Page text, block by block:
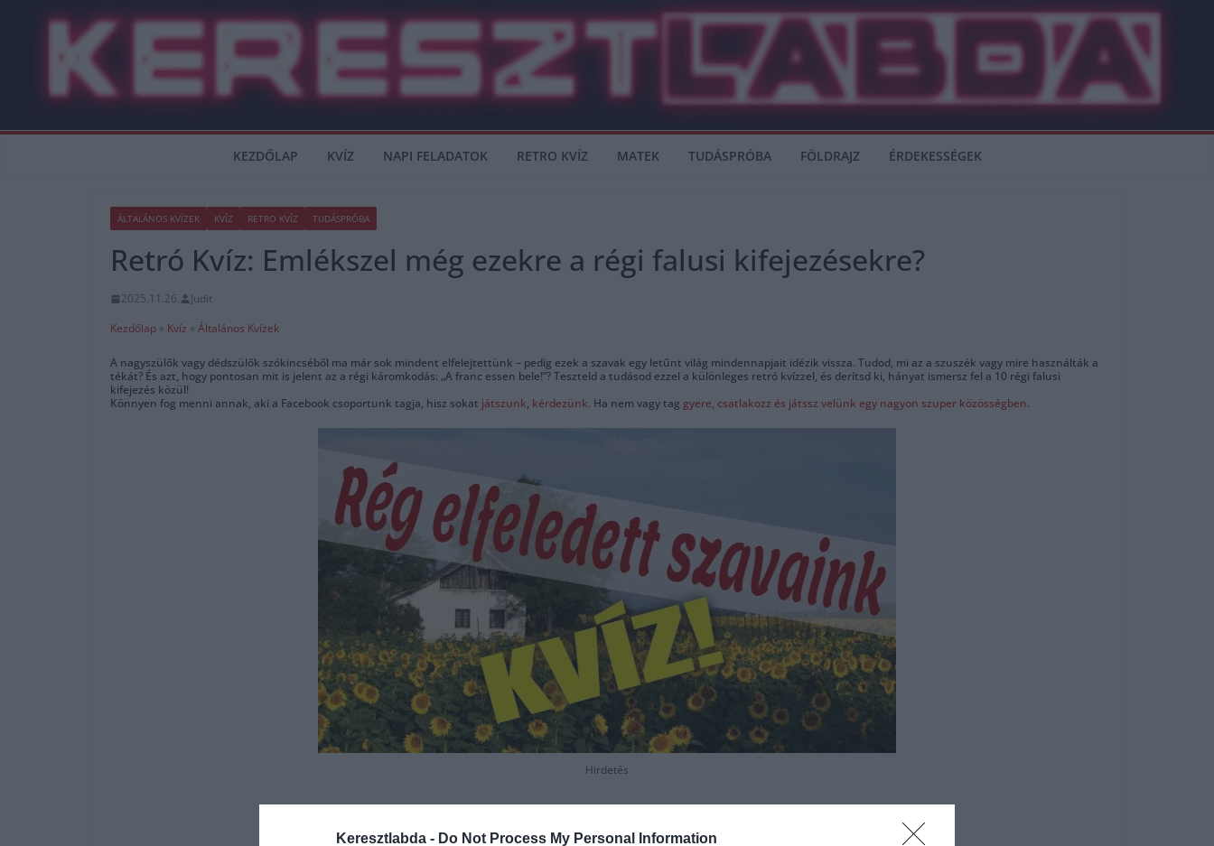
Keresztlabda - Do Not Process My Personal Information
KEZDŐLAP KVÍZ NAPI FELADATOK RETRO KVÍZ MATEK TUDÁSPRÓBA FÖLDRAJZ ÉRDEKESSÉGEK
ÁLTALÁNOS KVÍZEK KVÍZ RETRO KVÍZ TUDÁSPRÓBA
Retró Kvíz: Emlékszel még ezekre a régi falusi kifejezésekre?
2025.11.26.
Judit
Kezdőlap » Kvíz » Általános Kvízek
A nagyszülők vagy dédszülők szókincséből ma már sok mindent elfelejtettünk – pedig ezek a szavak egy letűnt világ mindennapjait idézik vissza. Tudod, mi az a szuszék vagy mire használták a
tékát? És azt, hogy pontosan mit is jelent az a régi káromkodás: „A franc essen bele!”? Teszteld a tudásod ezzel a különleges retró kvízzel, és derítsd ki, hányat ismersz fel a 10 régi falusi
kifejezés közül!
Könnyen fog menni annak, aki a Facebook csoportunk tagja, hisz sokat játszunk, kérdezünk. Ha nem vagy tag gyere, csatlakozz és játssz velünk egy nagyon szuper közösségben.
Hirdetés